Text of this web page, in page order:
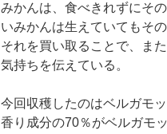
みかんは、食べきれずにそ
いみかんは生えていてもそ
それを買い取ることで、ま
気持ちを伝えている。
今回収穫したのはベルガモ
香り成分の70％がベルガモ